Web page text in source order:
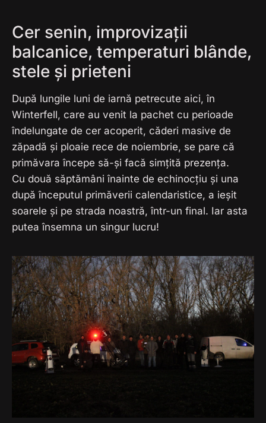
Cer senin, improvizații
balcanice, temperaturi blânde,
stele și prieteni
După lungile luni de iarnă petrecute aici, în
Winterfell, care au venit la pachet cu perioade
îndelungate de cer acoperit, căderi masive de
zăpadă și ploaie rece de noiembrie, se pare că
primăvara începe să-și facă simțită prezența.
Cu două săptămâni înainte de echinocțiu și una
după începutul primăverii calendaristice, a ieșit
soarele și pe strada noastră, într-un final. Iar asta
putea însemna un singur lucru!